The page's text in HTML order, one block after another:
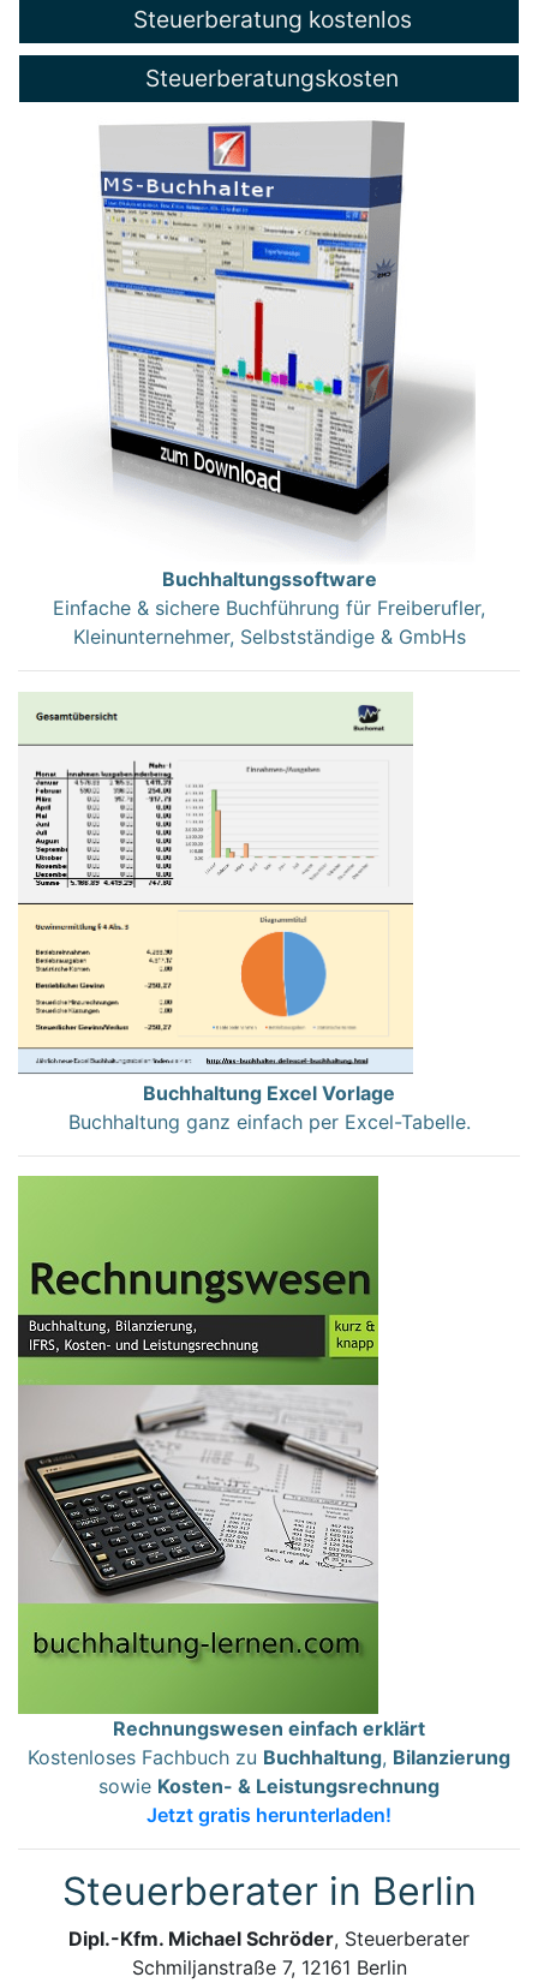
Steuerberatung kostenlos
Steuerberatungskosten
Buchhaltungssoftware
Einfache & sichere Buchführung für Freiberufler,
Kleinunternehmer, Selbstständige & GmbHs
Buchhaltung Excel Vorlage
Buchhaltung ganz einfach per Excel-Tabelle.
Rechnungswesen einfach erklärt
Kostenloses Fachbuch zu Buchhaltung, Bilanzierung
sowie Kosten- & Leistungsrechnung
Jetzt gratis herunterladen!
Steuerberater in Berlin
Dipl.-Kfm. Michael Schröder, Steuerberater
Schmiljanstraße 7, 12161 Berlin